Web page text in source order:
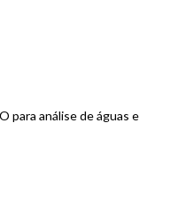
para análise de águas e